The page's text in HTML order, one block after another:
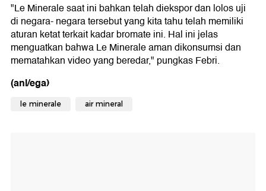
"Le Minerale saat ini bahkan telah diekspor dan lolos uji
di negara- negara tersebut yang kita tahu telah memiliki
aturan ketat terkait kadar bromate ini. Hal ini jelas
menguatkan bahwa Le Minerale aman dikonsumsi dan
mematahkan video yang beredar," pungkas Febri.
(anl/ega)
le minerale air mineral